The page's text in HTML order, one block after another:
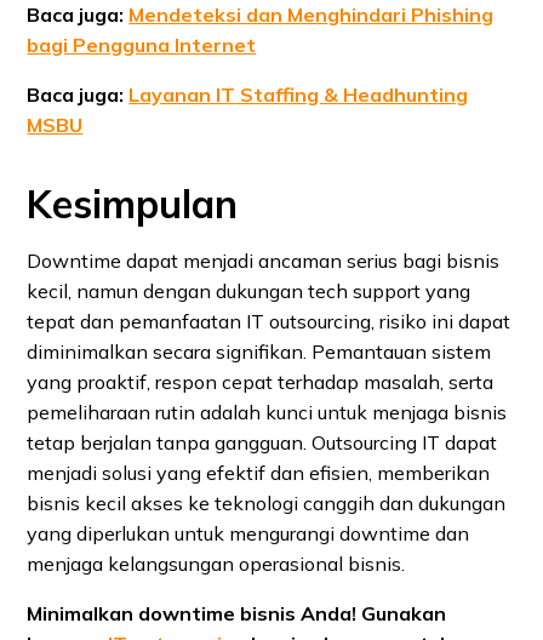
Baca juga: Mendeteksi dan Menghindari Phishing
bagi Pengguna Internet
Baca juga: Layanan IT Staffing & Headhunting
MSBU
Kesimpulan
Downtime dapat menjadi ancaman serius bagi bisnis
kecil, namun dengan dukungan tech support yang
tepat dan pemanfaatan IT outsourcing, risiko ini dapat
diminimalkan secara signifikan. Pemantauan sistem
yang proaktif, respon cepat terhadap masalah, serta
pemeliharaan rutin adalah kunci untuk menjaga bisnis
tetap berjalan tanpa gangguan. Outsourcing IT dapat
menjadi solusi yang efektif dan efisien, memberikan
bisnis kecil akses ke teknologi canggih dan dukungan
yang diperlukan untuk mengurangi downtime dan
menjaga kelangsungan operasional bisnis.
Minimalkan downtime bisnis Anda! Gunakan